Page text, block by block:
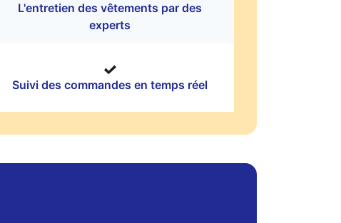
L'entretien des vêtements par des
experts
Suivi des commandes en temps réel